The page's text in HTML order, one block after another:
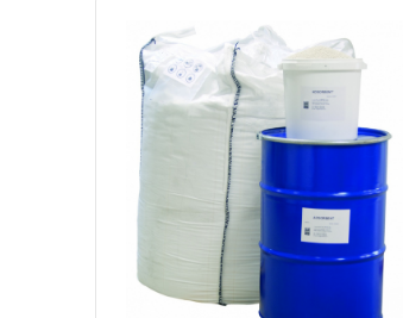
Быстрый просмотрДобавить к сравнению
Добавить в